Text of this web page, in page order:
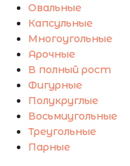
Овальные
Капсульные
Многоугольные
Арочные
В полный рост
Фигурные
Полукруглые
Восьмиугольные
Треугольные
Парные